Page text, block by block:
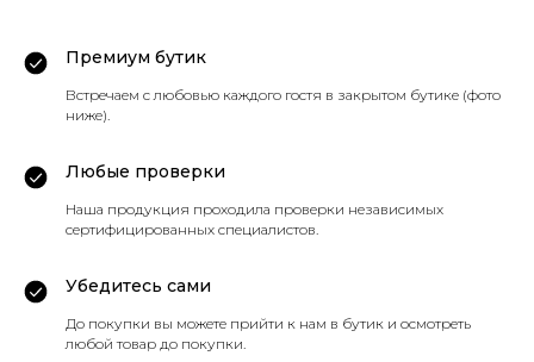
Премиум бутик
Встречаем с любовью каждого гостя в закрытом бутике (фото
ниже).
Любые проверки
Наша продукция проходила проверки независимых
сертифицированных специалистов.
Убедитесь сами
До покупки вы можете прийти к нам в бутик и осмотреть
любой товар до покупки.